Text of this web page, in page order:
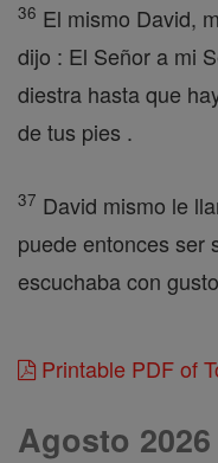
36 El mismo David,
dijo : El Señor a mi
diestra hasta que
de tus pies .
37 David mismo le
puede entonces ser
escuchaba con
Printable PDF of
Agosto 2026